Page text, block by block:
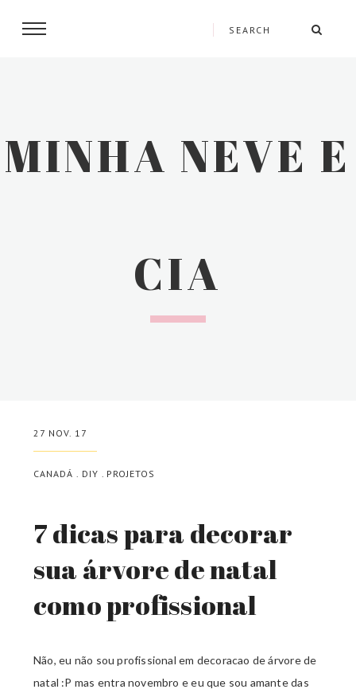
MINHA NEVE E
CIA
27 NOV. 17
CANADÁ . DIY . PROJETOS
7 dicas para decorar
sua árvore de natal
como profissional
Não, eu não sou profissional em decoracao de árvore de
natal :P mas entra novembro e eu que sou amante das